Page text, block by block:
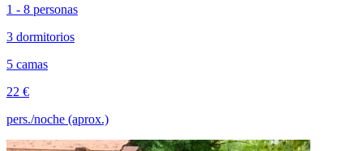
1 - 8 personas
3 dormitorios
5 camas
22 €
pers./noche (aprox.)